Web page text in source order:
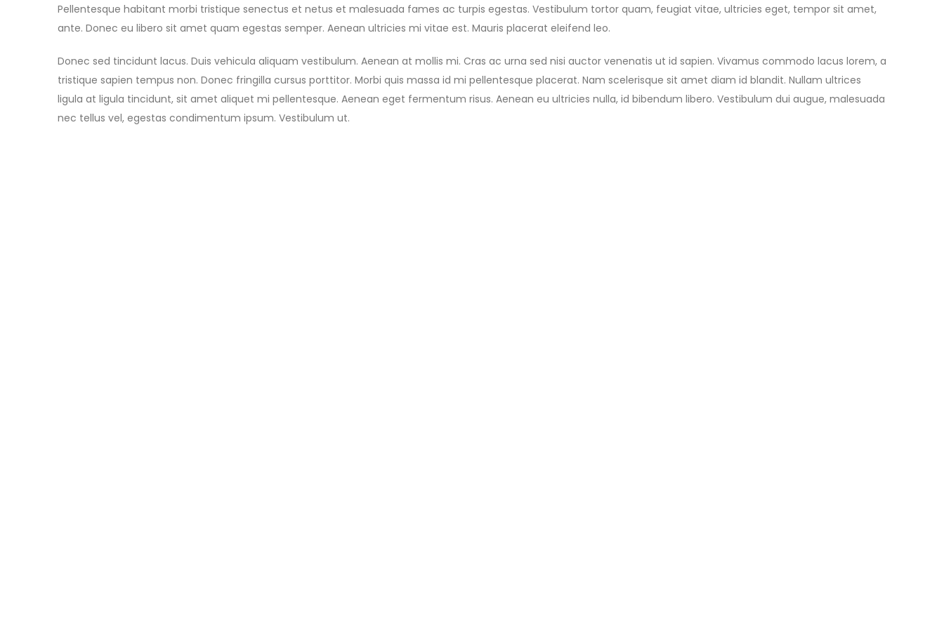
Pellentesque habitant morbi tristique senectus et netus et malesuada fames ac turpis egestas. Vestibulum tortor quam, feugiat vitae, ultricies eget, tempor sit amet,
ante. Donec eu libero sit amet quam egestas semper. Aenean ultricies mi vitae est. Mauris placerat eleifend leo.
Donec sed tincidunt lacus. Duis vehicula aliquam vestibulum. Aenean at mollis mi. Cras ac urna sed nisi auctor venenatis ut id sapien. Vivamus commodo lacus lorem, a
tristique sapien tempus non. Donec fringilla cursus porttitor. Morbi quis massa id mi pellentesque placerat. Nam scelerisque sit amet diam id blandit. Nullam ultrices
ligula at ligula tincidunt, sit amet aliquet mi pellentesque. Aenean eget fermentum risus. Aenean eu ultricies nulla, id bibendum libero. Vestibulum dui augue, malesuada
nec tellus vel, egestas condimentum ipsum. Vestibulum ut.